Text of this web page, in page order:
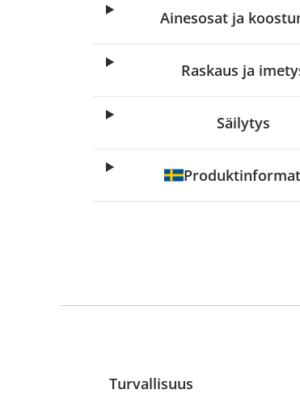
Ainesosat ja
Raskaus ja
Säilytys
Turvallisuus